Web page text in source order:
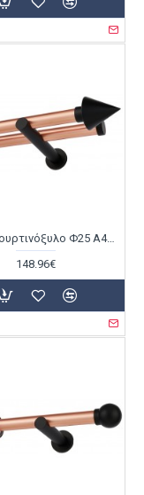
Διπλό Κουρτινόξυλο Φ25 Α4146 Χαλκός Ματ / Μαύρο
148.96€